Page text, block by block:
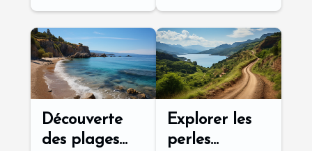
Découverte
des plages
Explorer les
perles